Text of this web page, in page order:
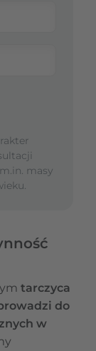
masy
tarczyca
do
w